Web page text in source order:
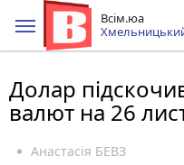
Всім.юа
Долар
валют на 26
Анастасія БЕВЗ